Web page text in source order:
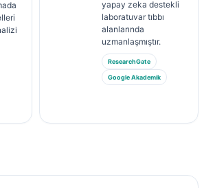
yapay zeka destekli
laboratuvar tıbbı
alanlarında
uzmanlaşmıştır.
ResearchGate
Google Akademik